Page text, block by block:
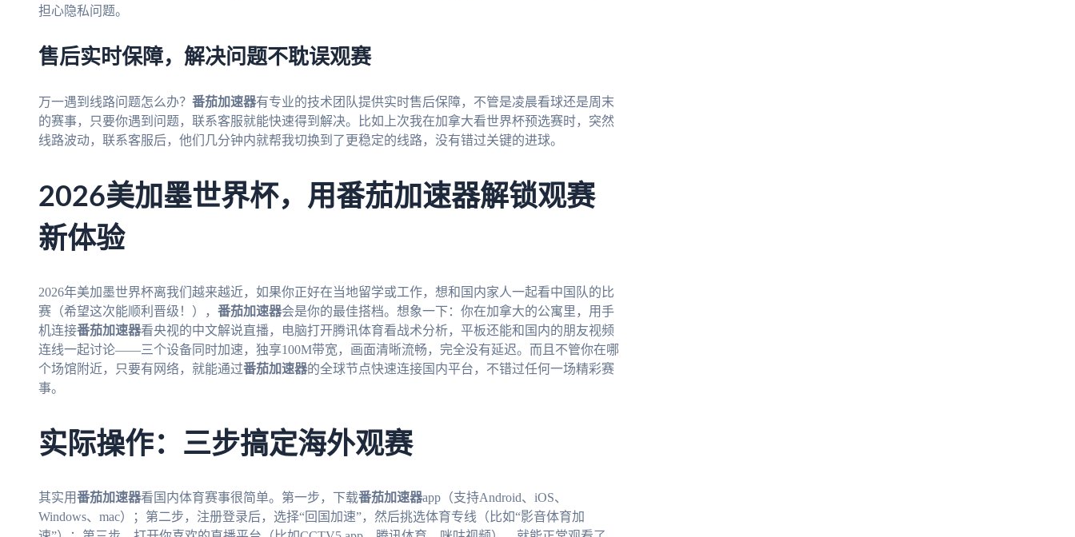
担心隐私问题。
售后实时保障，解决问题不耽误观赛
万一遇到线路问题怎么办？ 番茄加速器有专业的技术团队提供实时售后保障，不管是凌晨看球还是周末
的赛事，只要你遇到问题，联系客服就能快速得到解决。比如上次我在加拿大看世界杯预选赛时，突然
线路波动，联系客服后，他们几分钟内就帮我切换到了更稳定的线路，没有错过关键的进球。
2026美加墨世界杯，用番茄加速器解锁观赛
新体验
2026年美加墨世界杯离我们越来越近，如果你正好在当地留学或工作，想和国内家人一起看中国队的比
赛（希望这次能顺利晋级！）， 番茄加速器会是你的最佳搭档。想象一下：你在加拿大的公寓里，用手
机连接番茄加速器看央视的中文解说直播，电脑打开腾讯体育看战术分析，平板还能和国内的朋友视频
连线一起讨论——三个设备同时加速，独享100M带宽，画面清晰流畅，完全没有延迟。而且不管你在哪
个场馆附近，只要有网络，就能通过番茄加速器的全球节点快速连接国内平台，不错过任何一场精彩赛
事。
实际操作：三步搞定海外观赛
其实用番茄加速器看国内体育赛事很简单。第一步，下载番茄加速器app（支持Android、iOS、
Windows、mac）；第二步，注册登录后，选择“回国加速”，然后挑选体育专线（比如“影音体育加